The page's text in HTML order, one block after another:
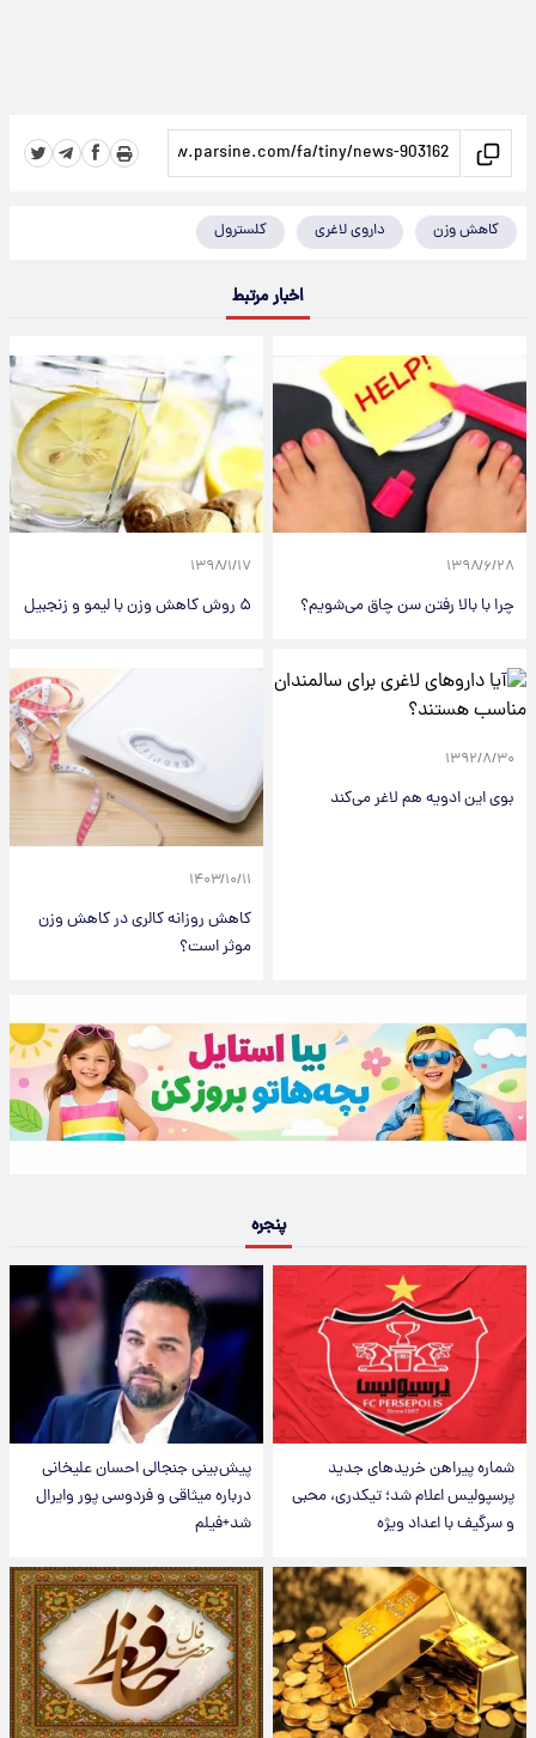
کاهش وزن داروی لاغری کلسترول
اخبار مرتبط
۱۳۹۸/۶/۲۸
چرا با بالا رفتن سن چاق می‌شویم؟
۱۳۹۸/۱/۱۷
۵ روش کاهش وزن با لیمو و زنجبیل
۱۳۹۲/۸/۳۰
بوی این ادویه هم لاغر می‌کند
۱۴۰۳/۱۰/۱۱
کاهش روزانه کالری در کاهش وزن
موثر است؟
پنجره
شماره پیراهن خریدهای جدید
پرسپولیس اعلام شد؛ تیکدری، محبی
و سرگیف با اعداد ویژه
پیش‌بینی جنجالی احسان علیخانی
درباره میثاقی و فردوسی پور وایرال
شد+فیلم